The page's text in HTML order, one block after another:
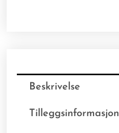
Beskrivelse
Tilleggsinformasjon